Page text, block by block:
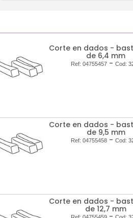
Corte en dados -
de 6,4 mm
Ref: 04755457 - Cod:
Corte en dados -
de 9,5 mm
Ref: 04755458 - Cod:
Corte en dados -
de 12,7 mm